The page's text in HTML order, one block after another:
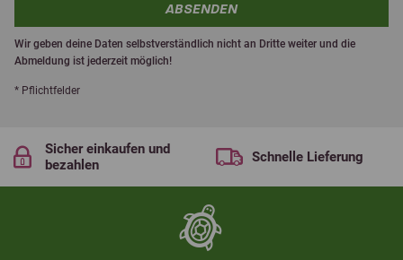
ABSENDEN
Wir geben deine Daten selbstverständlich nicht an Dritte weiter und die
Abmeldung ist jederzeit möglich!
* Pflichtfelder
Sicher einkaufen und
bezahlen
Schnelle Lieferung